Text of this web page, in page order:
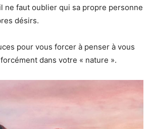
ne faut oublier qui sa propre personne
désirs.
pour vous forcer à penser à vous
dans votre « nature ».